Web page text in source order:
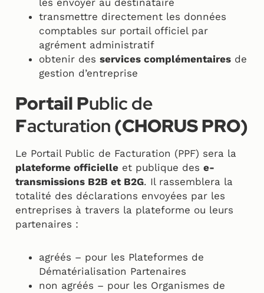
transmettre directement les données
comptables sur portail officiel par
agrément administratif
obtenir des services complémentaires de
gestion d’entreprise
Portail Public de
Facturation (CHORUS PRO)
Le Portail Public de Facturation (PPF) sera la
plateforme officielle et publique des e-
transmissions B2B et B2G. Il rassemblera la
totalité des déclarations envoyées par les
entreprises à travers la plateforme ou leurs
partenaires :
agréés – pour les Plateformes de
Dématérialisation Partenaires
non agréés – pour les Organismes de